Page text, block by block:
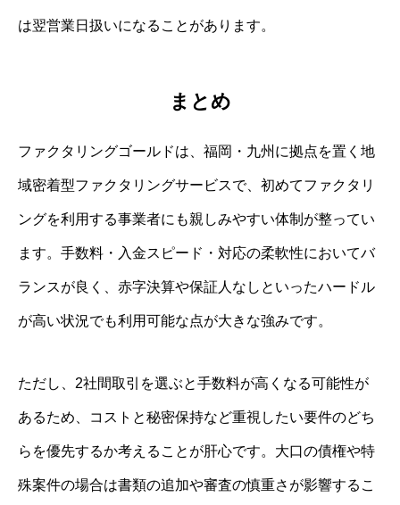
は翌営業日扱いになることがあります。
まとめ
ファクタリングゴールドは、福岡・九州に拠点を置く地
域密着型ファクタリングサービスで、初めてファクタリ
ングを利用する事業者にも親しみやすい体制が整ってい
ます。手数料・入金スピード・対応の柔軟性においてバ
ランスが良く、赤字決算や保証人なしといったハードル
が高い状況でも利用可能な点が大きな強みです。
ただし、2社間取引を選ぶと手数料が高くなる可能性が
あるため、コストと秘密保持など重視したい要件のどち
らを優先するか考えることが肝心です。大口の債権や特
殊案件の場合は書類の追加や審査の慎重さが影響するこ